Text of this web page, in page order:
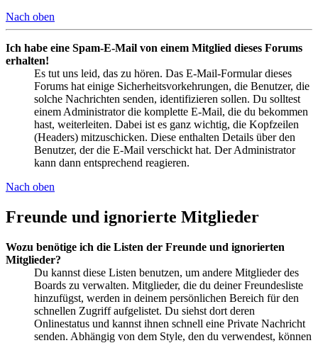
Nach oben
Ich habe eine Spam-E-Mail von einem Mitglied dieses Forums
erhalten!
Es tut uns leid, das zu hören. Das E-Mail-Formular dieses
Forums hat einige Sicherheitsvorkehrungen, die Benutzer, die
solche Nachrichten senden, identifizieren sollen. Du solltest
einem Administrator die komplette E-Mail, die du bekommen
hast, weiterleiten. Dabei ist es ganz wichtig, die Kopfzeilen
(Headers) mitzuschicken. Diese enthalten Details über den
Benutzer, der die E-Mail verschickt hat. Der Administrator
kann dann entsprechend reagieren.
Nach oben
Freunde und ignorierte Mitglieder
Wozu benötige ich die Listen der Freunde und ignorierten
Mitglieder?
Du kannst diese Listen benutzen, um andere Mitglieder des
Boards zu verwalten. Mitglieder, die du deiner Freundesliste
hinzufügst, werden in deinem persönlichen Bereich für den
schnellen Zugriff aufgelistet. Du siehst dort deren
Onlinestatus und kannst ihnen schnell eine Private Nachricht
senden. Abhängig von dem Style, den du verwendest, können